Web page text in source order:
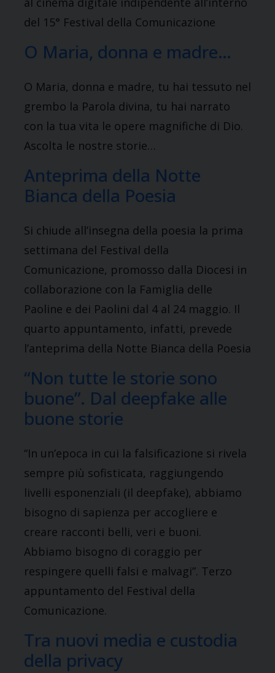
del 15° Festival della Comunicazione
O Maria, donna e madre…
O Maria, donna e madre, tu hai tessuto nel
grembo la Parola divina, tu hai narrato
con la tua vita le opere magnifiche di Dio.
Ascolta le nostre storie…
Anteprima della Notte
Bianca della Poesia
Si chiude all’insegna della poesia la prima
settimana del Festival della
Comunicazione, promosso dalla Diocesi in
collaborazione con la Famiglia delle
Paoline e dei Paolini dal 4 al 24 maggio. Il
quarto appuntamento, infatti, prevede
l’anteprima della Notte Bianca della Poesia
“Non tutte le storie sono
buone”. Dal deepfake alle
buone storie
“In un’epoca in cui la falsificazione si rivela
sempre più sofisticata, raggiungendo
livelli esponenziali (il deepfake), abbiamo
bisogno di sapienza per accogliere e
creare racconti belli, veri e buoni.
Abbiamo bisogno di coraggio per
respingere quelli falsi e malvagi”. Terzo
appuntamento del Festival della
Comunicazione.
Tra nuovi media e custodia
della privacy